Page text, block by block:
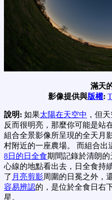
滿天
影像提供與版權:
說明: 如果太陽在天空中 ，但
反而很明亮，那麼你可能是站
組合全景影像所呈現的全天月
村附近的一座農場。 而組合出
8日的日全食期間記錄於清朗
心線的地點看出去，日全食持
了 月亮剪影周圍的日冕之外，
容易辨認的，是位於全食日右
星。